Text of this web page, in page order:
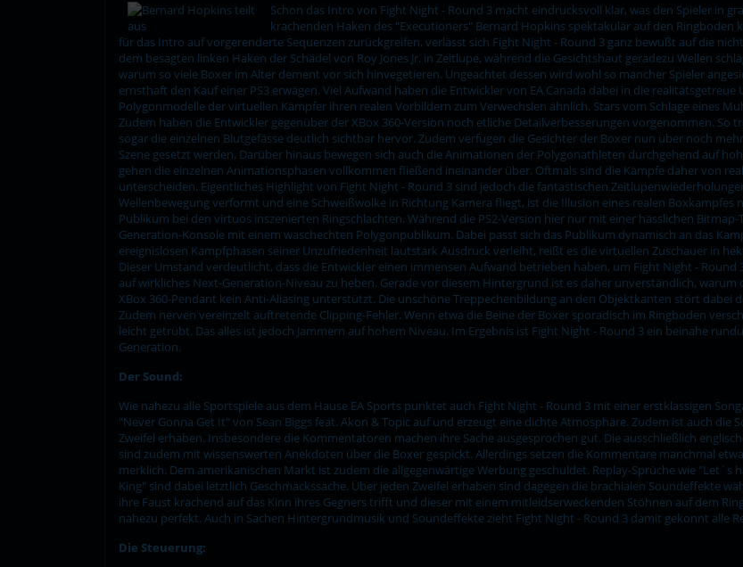
Schon das Intro von Fight Night - Round 3 macht eindrucksvoll klar, was den Spieler in
krachenden Haken des "Executioners" Bernard Hopkins spektakulär auf den
für das Intro auf vorgerenderte Sequenzen zurückgreifen, verlässt sich Fight Night - Round 3 ganz bewußt auf die
dem besagten linken Haken der Schädel von Roy Jones Jr. in Zeitlupe, während die Gesichtshaut geradezu Wellen
warum so viele Boxer im Alter dement vor sich hinvegetieren. Ungeachtet dessen wird wohl so mancher Spieler
ernsthaft den Kauf einer PS3 erwägen. Viel Aufwand haben die Entwickler von EA Canada dabei in die
Polygonmodelle der virtuellen Kämpfer ihren realen Vorbildern zum Verwechslen ähnlich. Stars vom Schlage eines
Zudem haben die Entwickler gegenüber der XBox 360-Version noch etliche Detailverbesserungen vorgenommen.
sogar die einzelnen Blutgefässe deutlich sichtbar hervor. Zudem verfügen die Gesichter der Boxer nun über noch
Szene gesetzt werden. Darüber hinaus bewegen sich auch die Animationen der Polygonathleten durchgehend auf
gehen die einzelnen Animationsphasen vollkommen fließend ineinander über. Oftmals sind die Kämpfe daher von
unterscheiden. Eigentliches Highlight von Fight Night - Round 3 sind jedoch die fantastischen
Wellenbewegung verformt und eine Schweißwolke in Richtung Kamera fliegt, ist die Illusion eines realen
Publikum bei den virtuos inszenierten Ringschlachten. Während die PS2-Version hier nur mit einer hässlichen
Generation-Konsole mit einem waschechten Polygonpublikum. Dabei passt sich das Publikum dynamisch an das
ereignislosen Kampfphasen seiner Unzufriedenheit lautstark Ausdruck verleiht, reißt es die virtuellen Zuschauer in
Dieser Umstand verdeutlicht, dass die Entwickler einen immensen Aufwand betrieben haben, um Fight Night -
auf wirkliches Next-Generation-Niveau zu heben. Gerade vor diesem Hintergrund ist es daher unverständlich, warum
XBox 360-Pendant kein Anti-Aliasing unterstützt. Die unschöne Treppechenbildung an den Objektkanten stört
Zudem nerven vereinzelt auftretende Clipping-Fehler. Wenn etwa die Beine der Boxer sporadisch im Ringboden
leicht getrübt. Das alles ist jedoch Jammern auf hohem Niveau. Im Ergebnis ist Fight Night - Round 3 ein beinahe
Generation.
Der Sound:
Wie nahezu alle Sportspiele aus dem Hause EA Sports punktet auch Fight Night - Round 3 mit einer erstklassigen
"Never Gonna Get It" von Sean Biggs feat. Akon & Topic auf und erzeugt eine dichte Atmosphäre. Zudem ist auch
Zweifel erhaben. Insbesondere die Kommentatoren machen ihre Sache ausgesprochen gut. Die ausschließlich
sind zudem mit wissenswerten Anekdoten über die Boxer gespickt. Allerdings setzen die Kommentare manchmal
merklich. Dem amerikanischen Markt ist zudem die allgegenwärtige Werbung geschuldet. Replay-Sprüche wie
King" sind dabei letztlich Geschmackssache. Über jeden Zweifel erhaben sind dagegen die brachialen Soundeffekte
ihre Faust krachend auf das Kinn ihres Gegners trifft und dieser mit einem mitleidserweckenden Stöhnen auf dem
nahezu perfekt. Auch in Sachen Hintergrundmusik und Soundeffekte zieht Fight Night - Round 3 damit gekonnt alle
Die Steuerung: